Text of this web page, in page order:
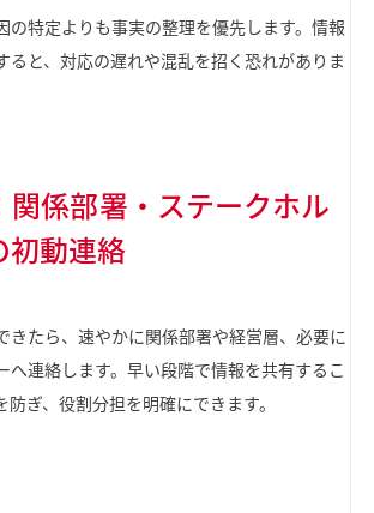
の特定よりも事実の整理を優先します。情報
ると、対応の遅れや混乱を招く恐れがありま
関係部署・ステークホル
初動連絡
きたら、速やかに関係部署や経営層、必要に
へ連絡します。早い段階で情報を共有するこ
防ぎ、役割分担を明確にできます。